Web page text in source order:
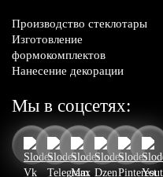
Производство стеклотары
Изготовление
формокомплектов
Нанесение декорации
Мы в соцсетях: